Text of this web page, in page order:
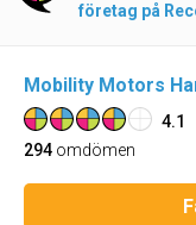
företag på
Mobility Motors
4.1
294 omdömen